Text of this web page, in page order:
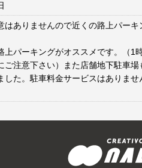
はありませんので近くの路上パーキ
上パーキングがオススメです。（1
ご注意下さい）また店舗地下駐車
した。駐車料金サービスはありませ